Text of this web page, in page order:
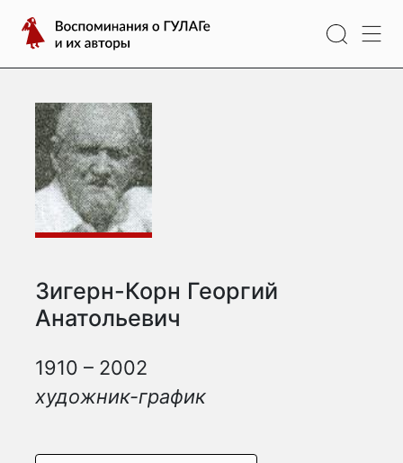
содержимому
Воспоминания
о
ГУЛАГе
их
авторы
Зигерн-Корн Георгий
Анатольевич
1910 – 2002
художник-график